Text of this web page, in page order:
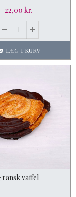
22,00 kr.
LÆG I KURV
vaffel